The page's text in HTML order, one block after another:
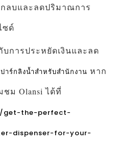
ลบและลดปริมาณการ
ซด์
การประหยัดเงินและลด
าร์กลิงน้ำสำหรับสำนักงาน หาก
ม Olansi ได้ที่
get-the-perfect-
dispenser-for-your-